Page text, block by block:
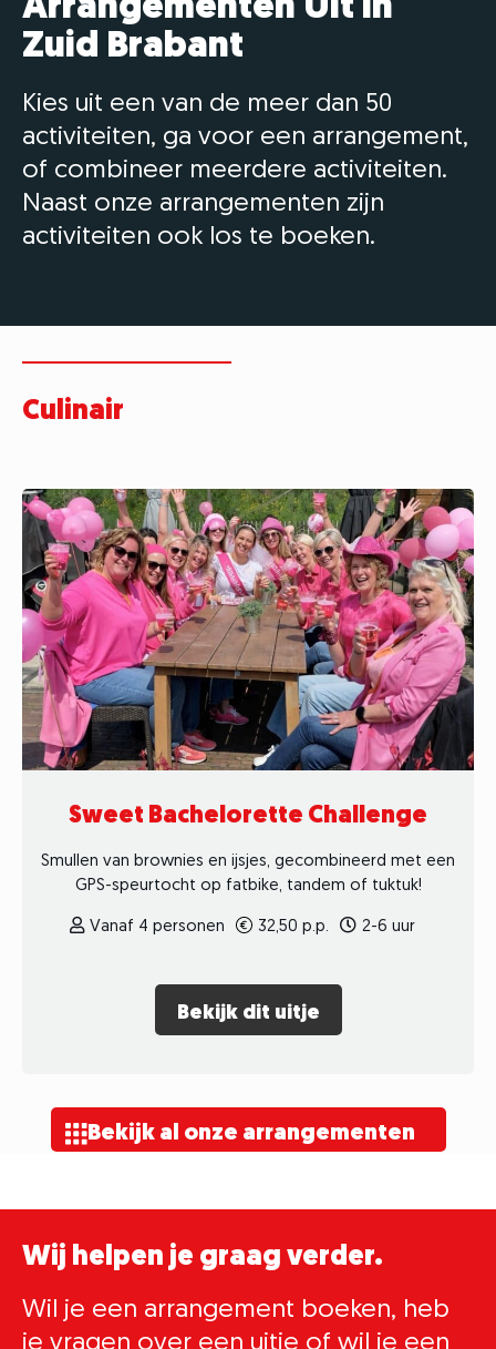
Arrangementen Uit in
Zuid Brabant
Kies uit een van de meer dan 50
activiteiten, ga voor een arrangement,
of combineer meerdere activiteiten.
Naast onze arrangementen zijn
activiteiten ook los te boeken.
Culinair
Sweet Bachelorette Challenge
Smullen van brownies en ijsjes, gecombineerd met een
GPS-speurtocht op fatbike, tandem of tuktuk!
Vanaf 4 personen 32,50 p.p. 2-6 uur
Bekijk dit uitje
Bekijk al onze arrangementen
Wij helpen je graag verder.
Wil je een arrangement boeken, heb
je vragen over een uitje of wil je een